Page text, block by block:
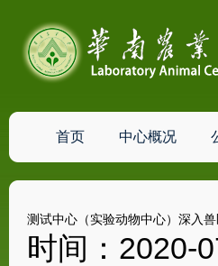
首页 中心概况
测试中心（实验动物中心）深入
时间：